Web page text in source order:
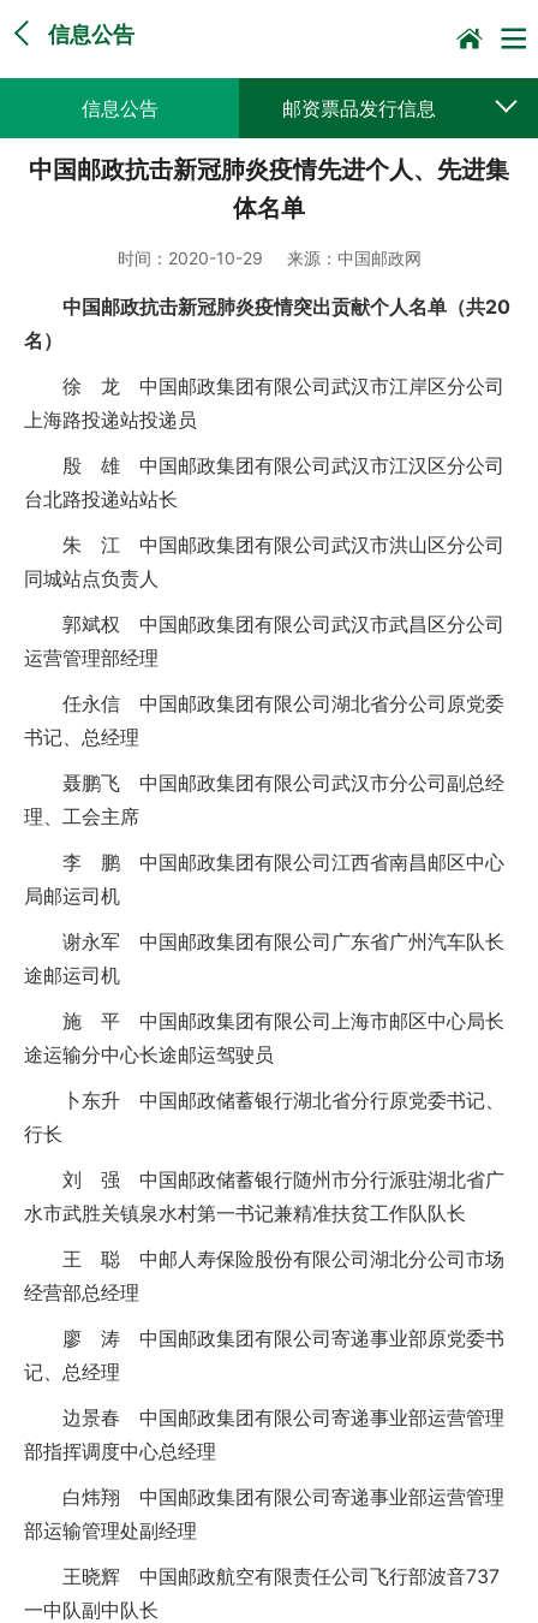
信息公告
信息公告 邮资票品发行信息
采购公告公示 预决算公开
中国邮政抗击新冠肺炎疫情先进个人、先进集
体名单
时间： 2020-10-29 来源： 中国邮政网
中国邮政抗击新冠肺炎疫情突出贡献个人名单（共20
名）
徐 龙 中国邮政集团有限公司武汉市江岸区分公司
上海路投递站投递员
殷 雄 中国邮政集团有限公司武汉市江汉区分公司
台北路投递站站长
朱 江 中国邮政集团有限公司武汉市洪山区分公司
同城站点负责人
郭斌权 中国邮政集团有限公司武汉市武昌区分公司
运营管理部经理
任永信 中国邮政集团有限公司湖北省分公司原党委
书记、总经理
聂鹏飞 中国邮政集团有限公司武汉市分公司副总经
理、工会主席
李 鹏 中国邮政集团有限公司江西省南昌邮区中心
局邮运司机
谢永军 中国邮政集团有限公司广东省广州汽车队长
途邮运司机
施 平 中国邮政集团有限公司上海市邮区中心局长
途运输分中心长途邮运驾驶员
卜东升 中国邮政储蓄银行湖北省分行原党委书记、
行长
刘 强 中国邮政储蓄银行随州市分行派驻湖北省广
水市武胜关镇泉水村第一书记兼精准扶贫工作队队长
王 聪 中邮人寿保险股份有限公司湖北分公司市场
经营部总经理
廖 涛 中国邮政集团有限公司寄递事业部原党委书
记、总经理
边景春 中国邮政集团有限公司寄递事业部运营管理
部指挥调度中心总经理
白炜翔 中国邮政集团有限公司寄递事业部运营管理
部运输管理处副经理
王晓辉 中国邮政航空有限责任公司飞行部波音737
一中队副中队长